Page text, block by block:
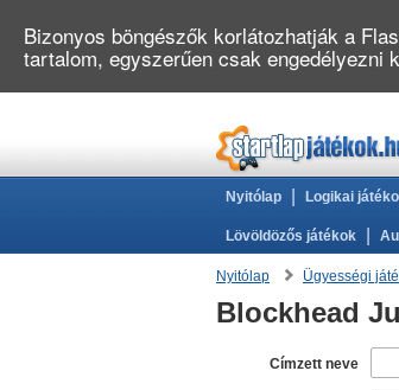
Nyitólap Logikai
Lövöldözős játékok
Nyitólap Ügyességi
Blockhead
Címzett neve
Bizonyos böngészők korlátozhatják a
tartalom, egyszerűen csak engedélyezni